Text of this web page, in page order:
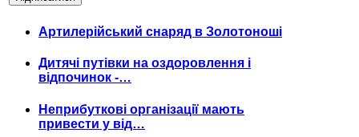
Артилерійський снаряд в Золотоноші
Дитячі путівки на оздоровлення і
відпочинок -…
Неприбуткові організації мають
привести у від…